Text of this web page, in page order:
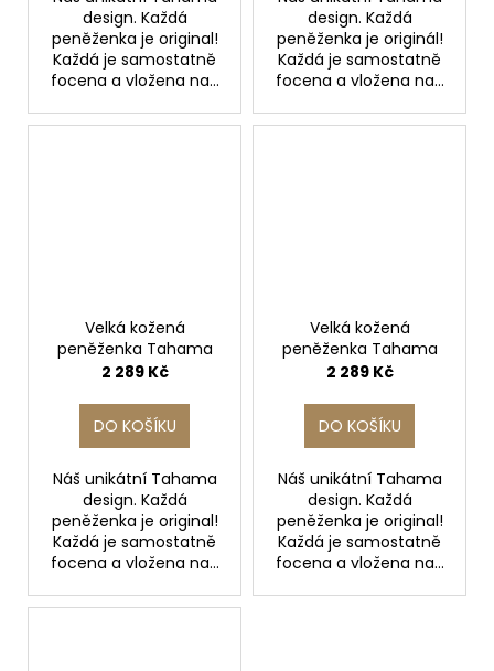
design. Každá
peněženka je original!
Každá je samostatně
focena a vložena na...
design. Každá
peněženka je originál!
Každá je samostatně
focena a vložena na...
Velká kožená
peněženka Tahama
2 289 Kč
DO KOŠÍKU
Náš unikátní Tahama
design. Každá
peněženka je original!
Každá je samostatně
focena a vložena na...
Velká kožená
peněženka Tahama
2 289 Kč
DO KOŠÍKU
Náš unikátní Tahama
design. Každá
peněženka je original!
Každá je samostatně
focena a vložena na...